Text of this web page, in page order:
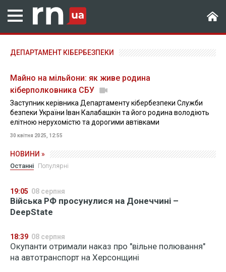
ДЕПАРТАМЕНТ КІБЕРБЕЗПЕКИ
Майно на мільйони: як живе родина
кіберполковника СБУ
Заступник керівника Департаменту кібербезпеки Служби
безпеки України Іван Калабашкін та його родина володіють
елітною нерухомістю та дорогими автівками
30 квітня 2025, 12:55
НОВИНИ »
Останні Популярні
19:05 08 серпня
Війська РФ просунулися на Донеччині –
DeepState
18:39 08 серпня
Окупанти отримали наказ про "вільне полювання"
на автотранспорт на Херсонщині